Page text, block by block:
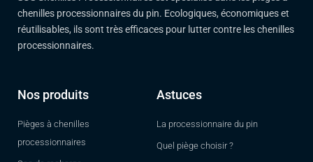
chenilles processionnaires du pin. Ecologiques, économiques et
réutilisables, ils sont très efficaces pour lutter contre les chenilles
processionnaires.
Nos produits
Pièges à chenilles
processionnaires
Astuces
La processionnaire du pin
Quel piège choisir ?